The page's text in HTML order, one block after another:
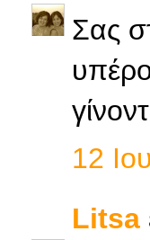
Σας
12
Litsa